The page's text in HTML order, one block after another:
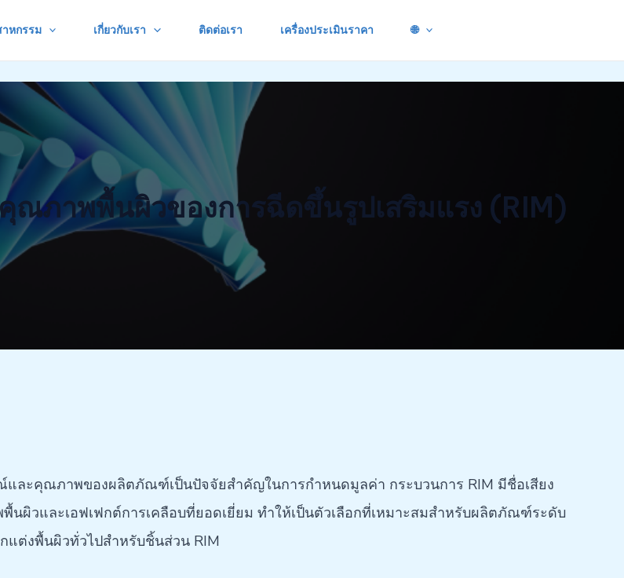
หกรรม เกี่ยวกับเรา ติดต่อเรา เครื่องประเมินราคา 🌐
ภาพพื้นผิวของการฉีดขึ้นรูปเสริมแรง (RIM)
ละคุณภาพของผลิตภัณฑ์เป็นปัจจัยสำคัญในการกำหนดมูลค่า กระบวนการ RIM มีชื่อเสียง
ผิวและเอฟเฟกต์การเคลือบที่ยอดเยี่ยม ทำให้เป็นตัวเลือกที่เหมาะสมสำหรับผลิตภัณฑ์ระดับ
ต่งพื้นผิวทั่วไปสำหรับชิ้นส่วน RIM